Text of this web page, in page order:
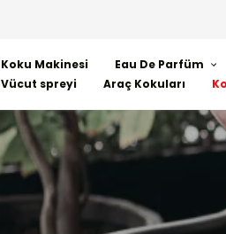
Koku Makinesi Eau De Parfüm
Vücut spreyi
Araç Kokuları